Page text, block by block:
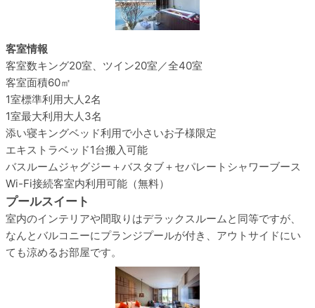
客室情報
客室数キング20室、ツイン20室／全40室
客室面積60㎡
1室標準利用大人2名
1室最大利用大人3名
添い寝キングベッド利用で小さいお子様限定
エキストラベッド1台搬入可能
バスルームジャグジー＋バスタブ＋セパレートシャワーブース
Wi-Fi接続客室内利用可能（無料）
プールスイート
室内のインテリアや間取りはデラックスルームと同等ですが、
なんとバルコニーにプランジプールが付き、アウトサイドにい
ても涼めるお部屋です。